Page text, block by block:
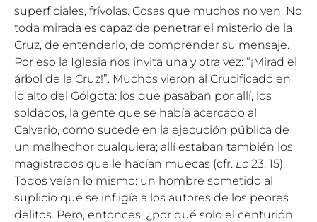
superficiales, frívolas. Cosas que muchos no ven. No
toda mirada es capaz de penetrar el misterio de la
Cruz, de entenderlo, de comprender su mensaje.
Por eso la Iglesia nos invita una y otra vez: “¡Mirad el
árbol de la Cruz!”. Muchos vieron al Crucificado en
lo alto del Gólgota: los que pasaban por allí, los
soldados, la gente que se había acercado al
Calvario, como sucede en la ejecución pública de
un malhechor cualquiera; allí estaban también los
magistrados que le hacían muecas (cfr. Lc 23, 15).
Todos veían lo mismo: un hombre sometido al
suplicio que se infligía a los autores de los peores
delitos. Pero, entonces, ¿por qué solo el centurión